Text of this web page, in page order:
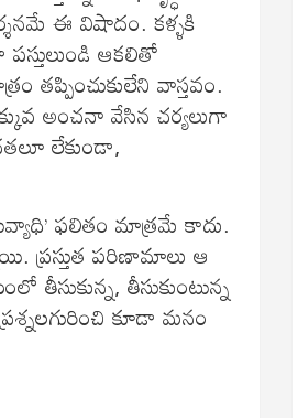
ఈ విషాదం. కళ్ళకి
ఆకలితో
తప్పించుకులేని వాస్తవం.
అంచనా వేసిన చర్యలుగా
లేకుండా,
ఫలితం మాత్రమే కాదు.
ప్రస్తుత పరిణామాలు ఆ
తీసుకుంటున్న
కూడా మనం